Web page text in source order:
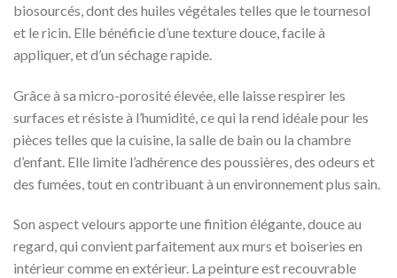
biosourcés, dont des huiles végétales telles que le tournesol
et le ricin. Elle bénéficie d’une texture douce, facile à
appliquer, et d’un séchage rapide.
Grâce à sa micro-porosité élevée, elle laisse respirer les
surfaces et résiste à l’humidité, ce qui la rend idéale pour les
pièces telles que la cuisine, la salle de bain ou la chambre
d’enfant. Elle limite l’adhérence des poussières, des odeurs et
des fumées, tout en contribuant à un environnement plus sain.
Son aspect velours apporte une finition élégante, douce au
regard, qui convient parfaitement aux murs et boiseries en
intérieur comme en extérieur. La peinture est recouvrable